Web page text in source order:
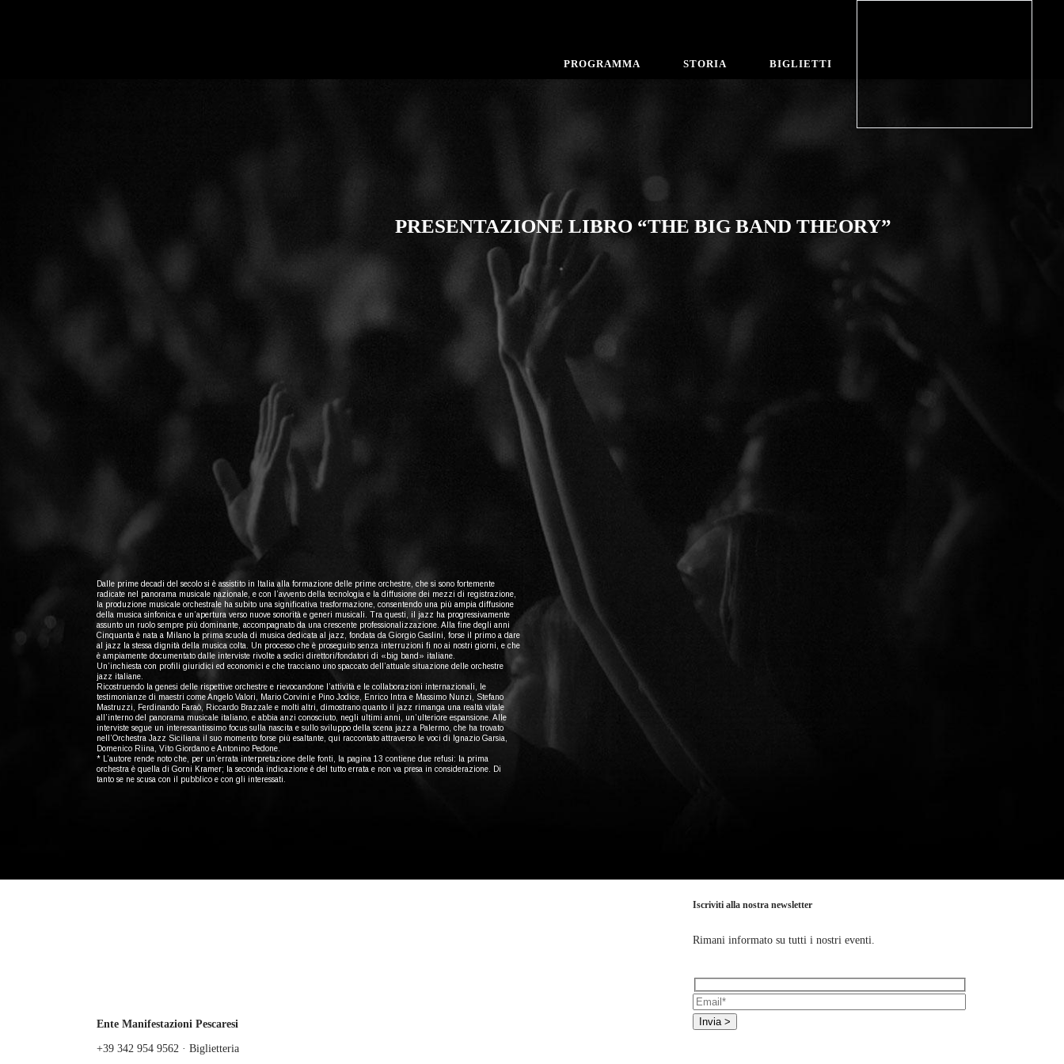
PROGRAMMA STORIA BIGLIETTI
PRESENTAZIONE LIBRO “THE BIG BAND THEORY”
Dalle prime decadi del secolo si è assistito in Italia alla formazione delle prime orchestre, che si sono fortemente
radicate nel panorama musicale nazionale, e con l’avvento della tecnologia e la diffusione dei mezzi di registrazione,
la produzione musicale orchestrale ha subito una significativa trasformazione, consentendo una più ampia diffusione
della musica sinfonica e un’apertura verso nuove sonorità e generi musicali. Tra questi, il jazz ha progressivamente
assunto un ruolo sempre più dominante, accompagnato da una crescente professionalizzazione. Alla fine degli anni
Cinquanta è nata a Milano la prima scuola di musica dedicata al jazz, fondata da Giorgio Gaslini, forse il primo a dare
al jazz la stessa dignità della musica colta. Un processo che è proseguito senza interruzioni fi no ai nostri giorni, e che
è ampiamente documentato dalle interviste rivolte a sedici direttori/fondatori di «big band» italiane.
Un’inchiesta con profili giuridici ed economici e che tracciano uno spaccato dell’attuale situazione delle orchestre
jazz italiane.
Ricostruendo la genesi delle rispettive orchestre e rievocandone l’attività e le collaborazioni internazionali, le
testimonianze di maestri come Angelo Valori, Mario Corvini e Pino Jodice, Enrico Intra e Massimo Nunzi, Stefano
Mastruzzi, Ferdinando Faraò, Riccardo Brazzale e molti altri, dimostrano quanto il jazz rimanga una realtà vitale
all’interno del panorama musicale italiano, e abbia anzi conosciuto, negli ultimi anni, un’ulteriore espansione. Alle
interviste segue un interessantissimo focus sulla nascita e sullo sviluppo della scena jazz a Palermo, che ha trovato
nell’Orchestra Jazz Siciliana il suo momento forse più esaltante, qui raccontato attraverso le voci di Ignazio Garsia,
Domenico Riina, Vito Giordano e Antonino Pedone.
* L’autore rende noto che, per un’errata interpretazione delle fonti, la pagina 13 contiene due refusi: la prima
orchestra è quella di Gorni Kramer; la seconda indicazione è del tutto errata e non va presa in considerazione. Di
tanto se ne scusa con il pubblico e con gli interessati.
Ente Manifestazioni Pescaresi
+39 342 954 9562 · Biglietteria
Iscriviti alla nostra newsletter
Rimani informato su tutti i nostri eventi.